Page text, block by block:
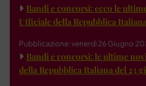
Bandi e concorsi: ecco le
Ufficiale della Repubblica
Pubblicazione: venerdì 26 Giugno
Bandi e concorsi: le ultime
della Repubblica Italiana del 23